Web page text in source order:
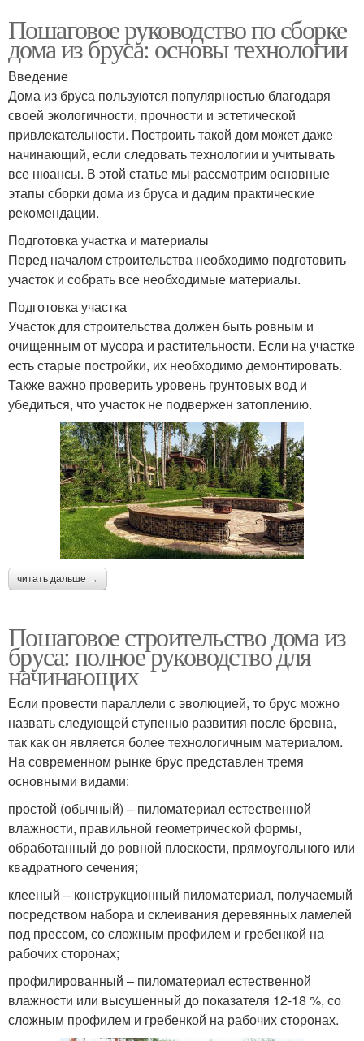
Пошаговое руководство по сборке
дома из бруса: основы технологии
Введение
Дома из бруса пользуются популярностью благодаря
своей экологичности, прочности и эстетической
привлекательности. Построить такой дом может даже
начинающий, если следовать технологии и учитывать
все нюансы. В этой статье мы рассмотрим основные
этапы сборки дома из бруса и дадим практические
рекомендации.
Подготовка участка и материалы
Перед началом строительства необходимо подготовить
участок и собрать все необходимые материалы.
Подготовка участка
Участок для строительства должен быть ровным и
очищенным от мусора и растительности. Если на участке
есть старые постройки, их необходимо демонтировать.
Также важно проверить уровень грунтовых вод и
убедиться, что участок не подвержен затоплению.
читать дальше →
Пошаговое строительство дома из
бруса: полное руководство для
начинающих
Если провести параллели с эволюцией, то брус можно
назвать следующей ступенью развития после бревна,
так как он является более технологичным материалом.
На современном рынке брус представлен тремя
основными видами:
простой (обычный) – пиломатериал естественной
влажности, правильной геометрической формы,
обработанный до ровной плоскости, прямоугольного или
квадратного сечения;
клееный – конструкционный пиломатериал, получаемый
посредством набора и склеивания деревянных ламелей
под прессом, со сложным профилем и гребенкой на
рабочих сторонах;
профилированный – пиломатериал естественной
влажности или высушенный до показателя 12-18 %, со
сложным профилем и гребенкой на рабочих сторонах.